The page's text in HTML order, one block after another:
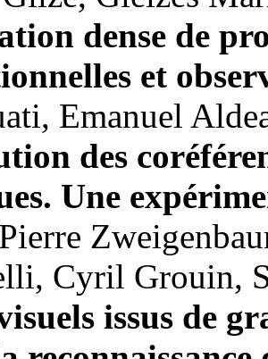
dense de
et
Emanuel
des
Une
Pierre
Cyril Grouin,
issus de